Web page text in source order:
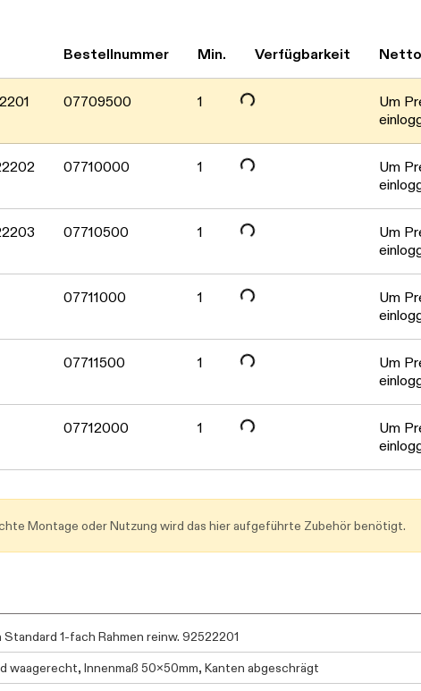
Bestellnummer Min. Verfügbarkeit Netto
07709500 1 Daten werden geladen. Bitte warten...
Um
07710000 1 Daten werden geladen. Bitte warten...
Um
07710500 1 Daten werden geladen. Bitte warten...
Um
07711000 1 Daten werden geladen. Bitte warten...
Um
07711500 1 Daten werden geladen. Bitte warten...
Um
07712000 1 Daten werden geladen. Bitte warten...
Um
Montage oder Nutzung wird das hier aufgeführte Zubehör benötigt.
Standard 1-fach Rahmen reinw. 92522201
waagerecht, Innenmaß 50x50mm, Kanten abgeschrägt